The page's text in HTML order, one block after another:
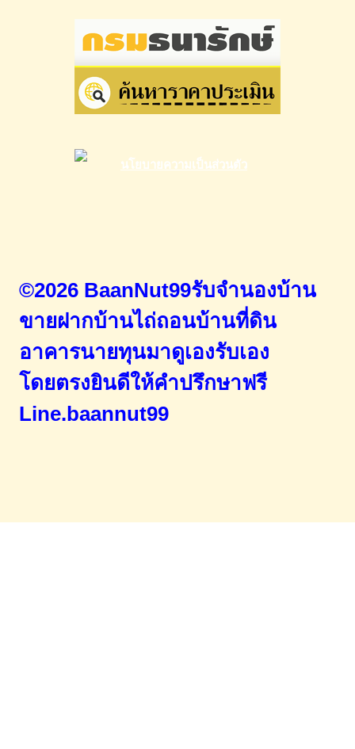
©2026 BaanNut99รับจำนองบ้าน
ขายฝากบ้านไถ่ถอนบ้านที่ดิน
อาคารนายทุนมาดูเองรับเอง
โดยตรงยินดีให้คำปรึกษาฟรี
Line.baannut99